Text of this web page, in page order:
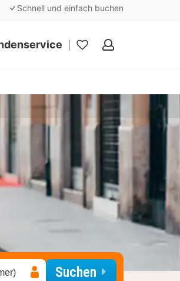
Schnell und einfach buchen
Meine
Suchen